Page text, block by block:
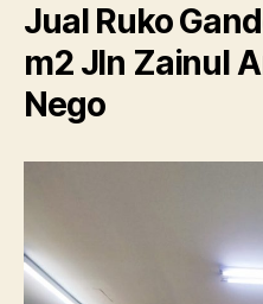
Jual Ruko
m2 Jln Zainul
Nego